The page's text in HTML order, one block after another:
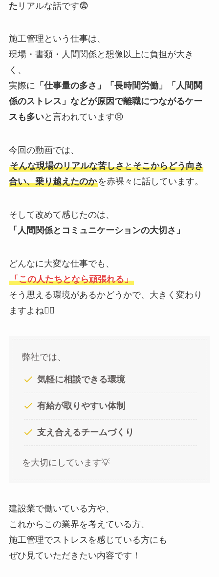
た リアルな話です😨
施工管理という仕事は、
現場・書類・人間関係と想像以上に負担が大き
く、
実際に 「仕事量の多さ」「長時間労働」「人間関
係のストレス」などが原因で離職につながるケー
スも多いと言われています😣
今回の動画では、
そんな現場のリアルな苦しさとそこからどう向き
合い、乗り越えたのかを赤裸々に話しています。
そして改めて感じたのは、
「人間関係とコミュニケーションの大切さ」
どんなに大変な仕事でも、
「この人たちとなら頑張れる」
そう思える環境があるかどうかで、大きく変わり
ますよね🙂‍↕️
弊社では、
気軽に相談できる環境
有給が取りやすい体制
支え合えるチームづくり
を大切にしています💡
建設業で働いている方や、
これからこの業界を考えている方、
施工管理でストレスを感じている方にも
ぜひ見ていただきたい内容です！